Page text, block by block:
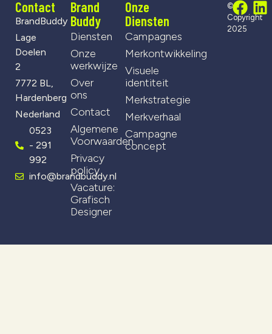
Contact
BrandBuddy
Lage
Doelen
2
7772 BL,
Hardenberg
Nederland
0523
- 291
992
info@brandbuddy.nl
Brand
Buddy
Diensten
Onze
werkwijze
Over
ons
Contact
Algemene
Voorwaarden
Privacy
policy
Vacature:
Grafisch
Designer
Onze
Diensten
Campagnes
Merkontwikkeling
Visuele
identiteit
Merkstrategie
Merkverhaal
Campagne
concept
©
Copyright
2025